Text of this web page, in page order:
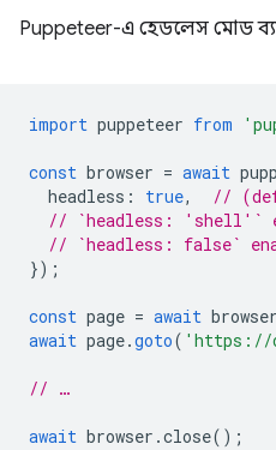
Puppeteer-এ হেডলেস মোড
import puppeteer from
const browser = await
headless : true,
//
// `headless: 'shell'`
// `headless: false`
});
const page = await browser
await page.goto( 'https://
// …
await browser .close();